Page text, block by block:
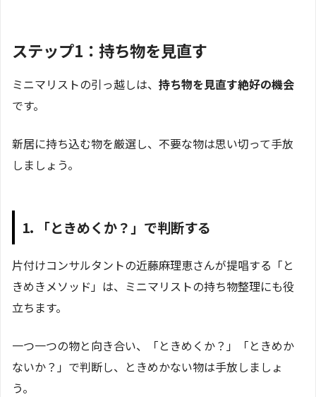
ステップ1：持ち物を見直す
ミニマリストの引っ越しは、 持ち物を見直す絶好の機会
です。
新居に持ち込む物を厳選し、不要な物は思い切って手放
しましょう。
1. 「ときめくか？」で判断する
片付けコンサルタントの近藤麻理恵さんが提唱する「と
きめきメソッド」は、ミニマリストの持ち物整理にも役
立ちます。
一つ一つの物と向き合い、「ときめくか？」「ときめか
ないか？」で判断し、ときめかない物は手放しましょ
う。